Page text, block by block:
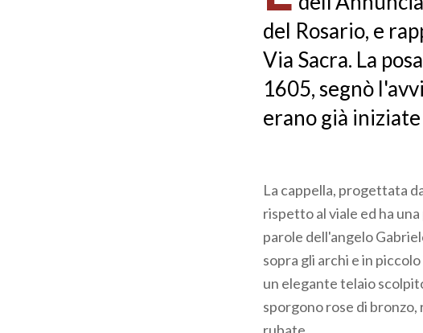
del Rosario, e
Via Sacra. La
1605, segnò
erano già
La cappella, progettata
rispetto al viale ed ha
parole dell'angelo
sopra gli archi e in
un elegante telaio
sporgono rose di